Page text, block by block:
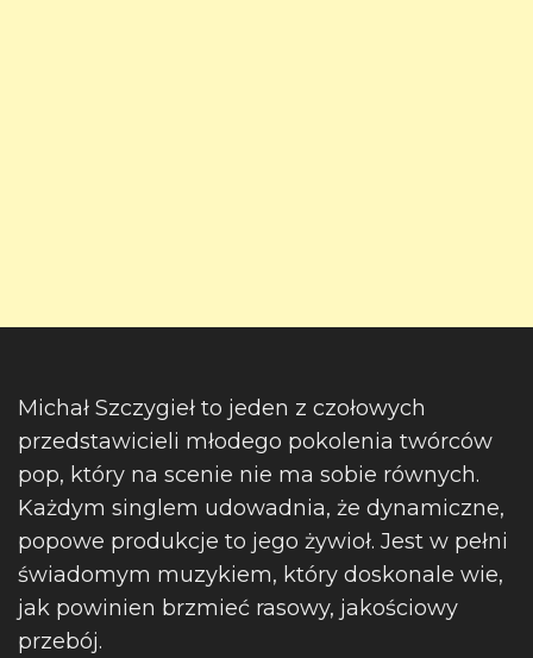
Michał Szczygieł to jeden z czołowych
przedstawicieli młodego pokolenia twórców
pop, który na scenie nie ma sobie równych.
Każdym singlem udowadnia, że dynamiczne,
popowe produkcje to jego żywioł. Jest w pełni
świadomym muzykiem, który doskonale wie,
jak powinien brzmieć rasowy, jakościowy
przebój.